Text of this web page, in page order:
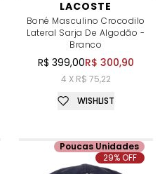
LACOSTE
Boné Masculino Crocodilo
Lateral Sarja De Algodão -
Branco
R$ 399,00R$ 300,90
4 X R$ 75,22
WISHLIST
Poucas Unidades
29% OFF